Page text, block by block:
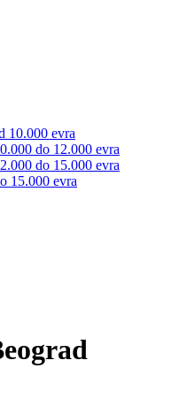
10.000 evra
do 12.000 evra
do 15.000 evra
15.000 evra